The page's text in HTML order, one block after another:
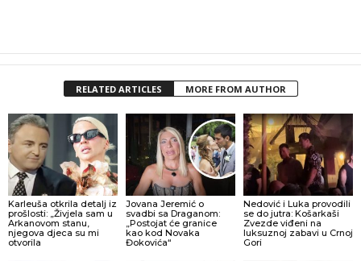
RELATED ARTICLES MORE FROM AUTHOR
Karleuša otkrila detalj iz
prošlosti: „Živjela sam u
Arkanovom stanu,
njegova djeca su mi
otvorila
Jovana Jeremić o
svadbi sa Draganom:
„Postojat će granice
kao kod Novaka
Đokovića“
Nedović i Luka provodili
se do jutra: Košarkaši
Zvezde viđeni na
luksuznoj zabavi u Crnoj
Gori